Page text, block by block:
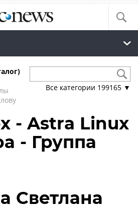
Все категории 199165 ▼
- Astra Linux
- Группа
Светлана